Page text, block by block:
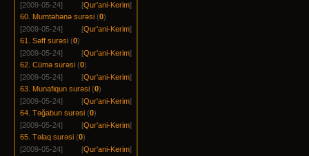
[2009-05-24]
[Qur'ani-Kerim]
60. Mumtəhənə surəsi (0)
[2009-05-24]
[Qur'ani-Kerim]
61. Səff surəsi (0)
[2009-05-24]
[Qur'ani-Kerim]
62. Cümə surəsi (0)
[2009-05-24]
[Qur'ani-Kerim]
63. Munafiqun surəsi (0)
[2009-05-24]
[Qur'ani-Kerim]
64. Təğabun surəsi (0)
[2009-05-24]
[Qur'ani-Kerim]
65. Təlaq surəsi (0)
[2009-05-24]
[Qur'ani-Kerim]